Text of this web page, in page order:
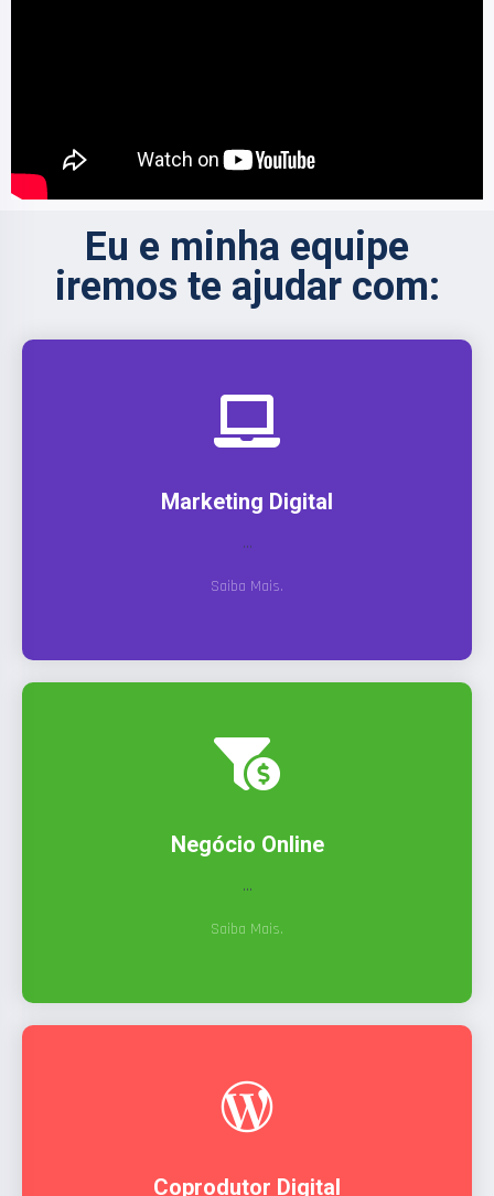
Eu e minha equipe
iremos te ajudar com:
Marketing Digital
...
Saiba Mais.
Negócio Online
...
Saiba Mais.
Coprodutor Digital